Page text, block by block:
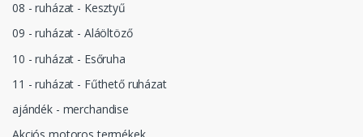
08 - ruházat - Kesztyű
09 - ruházat - Aláöltöző
10 - ruházat - Esőruha
11 - ruházat - Fűthető ruházat
ajándék - merchandise